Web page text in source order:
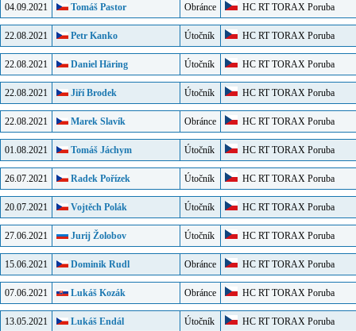
04.09.2021 Tomáš Pastor Obránce HC RT TORAX Poruba
22.08.2021 Petr Kanko Útočník HC RT TORAX Poruba
22.08.2021 Daniel Häring Útočník HC RT TORAX Poruba
22.08.2021 Jiří Brodek Útočník HC RT TORAX Poruba
22.08.2021 Marek Slavík Obránce HC RT TORAX Poruba
01.08.2021 Tomáš Jáchym Útočník HC RT TORAX Poruba
26.07.2021 Radek Pořízek Útočník HC RT TORAX Poruba
20.07.2021 Vojtěch Polák Útočník HC RT TORAX Poruba
27.06.2021 Jurij Žolobov Útočník HC RT TORAX Poruba
15.06.2021 Dominik Rudl Obránce HC RT TORAX Poruba
07.06.2021 Lukáš Kozák Obránce HC RT TORAX Poruba
13.05.2021 Lukáš Endál Útočník HC RT TORAX Poruba